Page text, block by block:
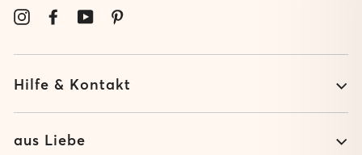
Hilfe & Kontakt
aus Liebe
MAIL
EIN InstagramFacebook
YouTube